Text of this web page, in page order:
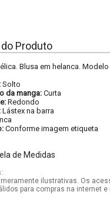
Produto
Blusa em helanca.
Solto
da manga:Curta
Redondo
Lástex na barra
Conforme imagem etiqueta
de Medidas
meramente ilustrativas. Os
para compras na internet